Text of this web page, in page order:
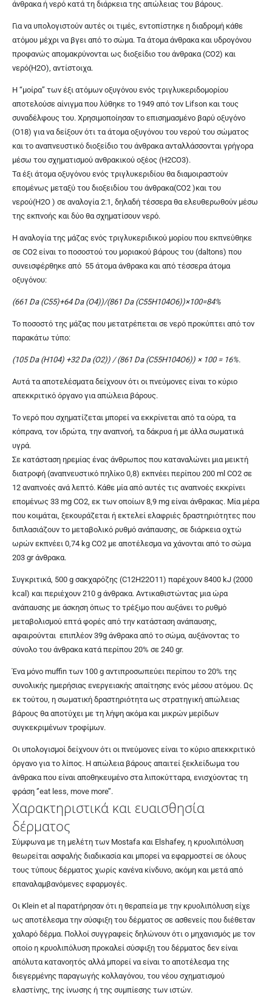
άνθρακα ή νερό κατά τη διάρκεια της απώλειας του βάρους.
Για να υπολογιστούν αυτές οι τιμές, εντοπίστηκε η διαδρομή κάθε
ατόμου μέχρι να βγει από το σώμα. Τα άτομα άνθρακα και υδρογόνου
προφανώς απομακρύνονται ως διοξείδιο του άνθρακα (CO2) και
νερό(H2O), αντίστοιχα.
Η “μοίρα” των έξι ατόμων οξυγόνου ενός τριγλυκεριδομορίου
αποτελούσε αίνιγμα που λύθηκε το 1949 από τον Lifson και τους
συναδέλφους του. Χρησιμοποίησαν το επισημασμένο βαρύ οξυγόνο
(O18) για να δείξουν ότι τα άτομα οξυγόνου του νερού του σώματος
και το αναπνευστικό διοξείδιο του άνθρακα ανταλλάσσονται γρήγορα
μέσω του σχηματισμού ανθρακικού οξέος (H2CO3).
Τα έξι άτομα οξυγόνου ενός τριγλυκεριδίου θα διαμοιραστούν
επομένως μεταξύ του διοξειδίου του άνθρακα(CO2 )και του
νερού(H2O ) σε αναλογία 2:1, δηλαδή τέσσερα θα ελευθερωθούν μέσω
της εκπνοής και δύο θα σχηματίσουν νερό.
Η αναλογία της μάζας ενός τριγλυκεριδικού μορίου που εκπνεύθηκε
σε CO2 είναι το ποσοστού του μοριακού βάρους του (daltons) που
συνεισφέρθηκε από 55 άτομα άνθρακα και από τέσσερα άτομα
οξυγόνου:
(661 Da (C55)+64 Da (O4))/(861 Da (C55H104O6))×100=84%
Το ποσοστό της μάζας που μετατρέπεται σε νερό προκύπτει από τον
παρακάτω τύπο:
(105 Da (H104) +32 Da (O2)) / (861 Da (C55H104O6)) × 100 = 16%.
Αυτά τα αποτελέσματα δείχνουν ότι οι πνεύμονες είναι το κύριο
απεκκριτικό όργανο για απώλεια βάρους.
Το νερό που σχηματίζεται μπορεί να εκκρίνεται από τα ούρα, τα
κόπρανα, τον ιδρώτα, την αναπνοή, τα δάκρυα ή με άλλα σωματικά
υγρά.
Σε κατάσταση ηρεμίας ένας άνθρωπος που καταναλώνει μια μεικτή
διατροφή (αναπνευστικό πηλίκο 0,8) εκπνέει περίπου 200 ml CO2 σε
12 αναπνοές ανά λεπτό. Κάθε μία από αυτές τις αναπνοές εκκρίνει
επομένως 33 mg CO2, εκ των οποίων 8,9 mg είναι άνθρακας. Μία μέρα
που κοιμάται, ξεκουράζεται ή εκτελεί ελαφριές δραστηριότητες που
διπλασιάζουν το μεταβολικό ρυθμό ανάπαυσης, σε διάρκεια οχτώ
ωρών εκπνέει 0,74 kg CO2 με αποτέλεσμα να χάνονται από το σώμα
203 gr άνθρακα.
Συγκριτικά, 500 g σακχαρόζης (C12H22O11) παρέχουν 8400 kJ (2000
kcal) και περιέχουν 210 g άνθρακα. Αντικαθιστώντας μια ώρα
ανάπαυσης με άσκηση όπως το τρέξιμο που αυξάνει το ρυθμό
μεταβολισμού επτά φορές από την κατάσταση ανάπαυσης,
αφαιρούνται επιπλέον 39g άνθρακα από το σώμα, αυξάνοντας το
σύνολο του άνθρακα κατά περίπου 20% σε 240 gr.
Ένα μόνο muffin των 100 g αντιπροσωπεύει περίπου το 20% της
συνολικής ημερήσιας ενεργειακής απαίτησης ενός μέσου ατόμου. Ως
εκ τούτου, η σωματική δραστηριότητα ως στρατηγική απώλειας
βάρους θα αποτύχει με τη λήψη ακόμα και μικρών μερίδων
συγκεκριμένων τροφίμων.
Οι υπολογισμοί δείχνουν ότι οι πνεύμονες είναι το κύριο απεκκριτικό
όργανο για το λίπος. Η απώλεια βάρους απαιτεί ξεκλείδωμα του
άνθρακα που είναι αποθηκευμένο στα λιποκύτταρα, ενισχύοντας τη
φράση ‘’eat less, move more’’.
Χαρακτηριστικά και ευαισθησία
δέρματος
Σύμφωνα με τη μελέτη των Mostafa και Elshafey, η κρυολιπόλυση
θεωρείται ασφαλής διαδικασία και μπορεί να εφαρμοστεί σε όλους
τους τύπους δέρματος χωρίς κανένα κίνδυνο, ακόμη και μετά από
επαναλαμβανόμενες εφαρμογές.
Οι Klein et al παρατήρησαν ότι η θεραπεία με την κρυολιπόλυση είχε
ως αποτέλεσμα την σύσφιξη του δέρματος σε ασθενείς που διέθεταν
χαλαρό δέρμα. Πολλοί συγγραφείς δηλώνουν ότι ο μηχανισμός με τον
οποίο η κρυολιπόλυση προκαλεί σύσφιξη του δέρματος δεν είναι
απόλυτα κατανοητός αλλά μπορεί να είναι το αποτέλεσμα της
διεγερμένης παραγωγής κολλαγόνου, του νέου σχηματισμού
ελαστίνης, της ίνωσης ή της συμπίεσης των ιστών.